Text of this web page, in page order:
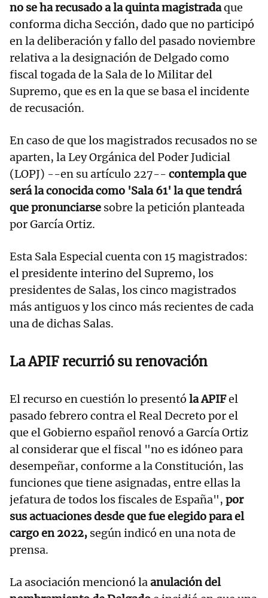
no se ha recusado a la quinta magistradaque
conforma dicha Sección, dado que no participó
en la deliberación y fallo del pasado noviembre
relativa a la designación de Delgado como
fiscal togada de la Sala de lo Militar del
Supremo, que es en la que se basa el incidente
de recusación.
En caso de que los magistrados recusados no se
aparten, la Ley Orgánica del Poder Judicial
(LOPJ) --en su artículo 227-- contempla que
será la conocida como 'Sala 61' la que tendrá
que pronunciarse sobre la petición planteada
por García Ortiz.
Esta Sala Especial cuenta con 15 magistrados:
el presidente interino del Supremo, los
presidentes de Salas, los cinco magistrados
más antiguos y los cinco más recientes de cada
una de dichas Salas.
La APIF recurrió su renovación
El recurso en cuestión lo presentó la APIFel
pasado febrero contra el Real Decreto por el
que el Gobierno español renovó a García Ortiz
al considerar que el fiscal "no es idóneo para
desempeñar, conforme a la Constitución, las
funciones que tiene asignadas, entre ellas la
jefatura de todos los fiscales de España", por
sus actuaciones desde que fue elegido para el
cargo en 2022, según indicó en una nota de
prensa.
La asociación mencionó laanulación del